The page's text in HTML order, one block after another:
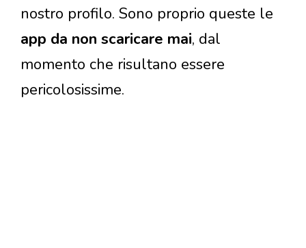
nostro profilo. Sono proprio queste le
app da non scaricare mai, dal
momento che risultano essere
pericolosissime.